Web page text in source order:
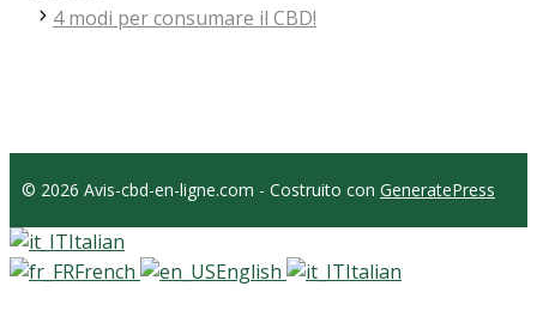
4 modi per consumare il CBD!
© 2026 Avis-cbd-en-ligne.com - Costruito con GeneratePress
Italian
French
English Italian